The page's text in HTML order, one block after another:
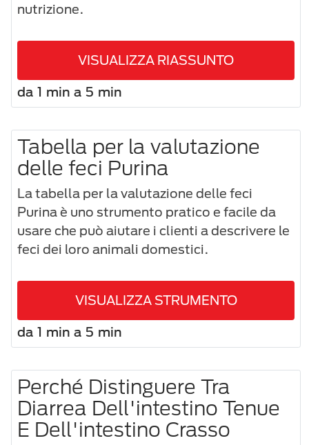
nutrizione.
VISUALIZZA RIASSUNTO
da 1 min a 5 min
Tabella per la valutazione
delle feci Purina
La tabella per la valutazione delle feci
Purina è uno strumento pratico e facile da
usare che può aiutare i clienti a descrivere le
feci dei loro animali domestici.
VISUALIZZA STRUMENTO
da 1 min a 5 min
Perché Distinguere Tra
Diarrea Dell'intestino Tenue
E Dell'intestino Crasso